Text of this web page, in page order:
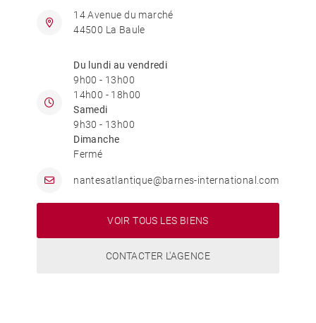
14 Avenue du marché
44500 La Baule
Du lundi au vendredi
9h00 - 13h00
14h00 - 18h00
Samedi
9h30 - 13h00
Dimanche
Fermé
nantesatlantique@barnes-international.com
VOIR TOUS LES BIENS
CONTACTER L'AGENCE